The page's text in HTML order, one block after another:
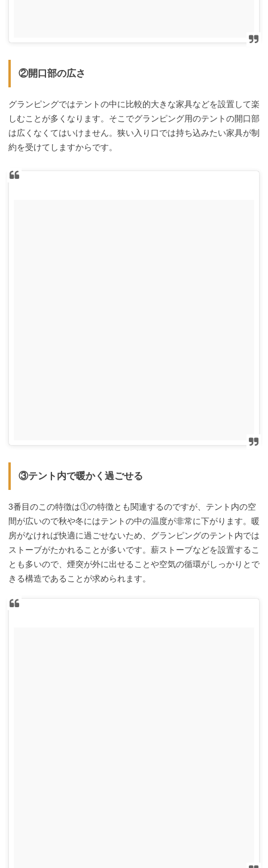
②開口部の広さ
グランピングではテントの中に比較的大きな家具などを設置して楽
しむことが多くなります。そこでグランピング用のテントの開口部
は広くなくてはいけません。狭い入り口では持ち込みたい家具が制
約を受けてしますからです。
③テント内で暖かく過ごせる
3番目のこの特徴は①の特徴とも関連するのですが、テント内の空
間が広いので秋や冬にはテントの中の温度が非常に下がります。暖
房がなければ快適に過ごせないため、グランピングのテント内では
ストーブがたかれることが多いです。薪ストーブなどを設置するこ
とも多いので、煙突が外に出せることや空気の循環がしっかりとで
きる構造であることが求められます。